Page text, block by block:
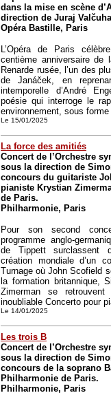
dans la mise en scène
direction de Juraj
Opéra Bastille, Paris
L’Opéra de Paris
centième anniversaire
Renarde rusée, l’un des
de Janáček, en
intemporelle d’André
poésie qui interroge le
environnement, sous
Le 15/01/2025
La force des amitiés
Concert de l’Orchestre
sous la direction de
concours du guitariste
pianiste Krystian
de Paris.
Philharmonie, Paris
Pour son second
programme anglo-
de Tippett surclassent
création mondiale d’un
Turnage où John Scofield
la formation britannique,
Zimerman se
inoubliable Concerto pour
Le 14/01/2025
Les trois B
Concert de l’Orchestre
sous la direction de
concours de la soprano
Philharmonie de Paris.
Philharmonie, Paris